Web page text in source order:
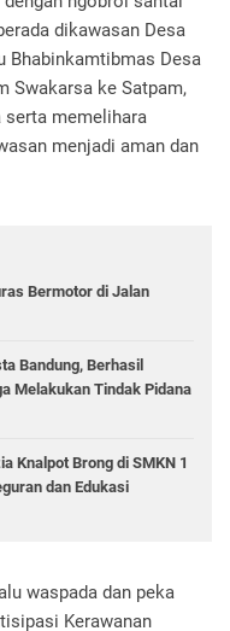
dikawasan Desa
Bhabinkamtibmas Desa
Swakarsa ke Satpam,
serta memelihara
menjadi aman dan
Bermotor di Jalan
Bandung, Berhasil
Melakukan Tindak Pidana
Knalpot Brong di SMKN 1
dan Edukasi
waspada dan peka
Kerawanan